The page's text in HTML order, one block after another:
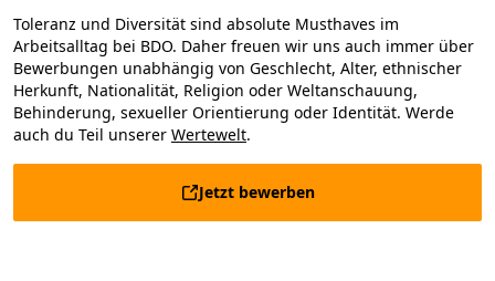
Toleranz und Diversität sind absolute Musthaves im
Arbeitsalltag bei BDO. Daher freuen wir uns auch immer über
Bewerbungen unabhängig von Geschlecht, Alter, ethnischer
Herkunft, Nationalität, Religion oder Weltanschauung,
Behinderung, sexueller Orientierung oder Identität. Werde
auch du Teil unserer Wertewelt.
Jetzt bewerben